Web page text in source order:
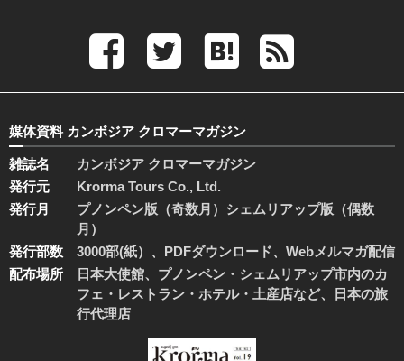
媒体資料 カンボジア クロマーマガジン
雑誌名
カンボジア クロマーマガジン
発行元
Krorma Tours Co., Ltd.
発行月
プノンペン版（奇数月）シェムリアップ版（偶数
月）
発行部数
3000部(紙）、PDFダウンロード、Webメルマガ配信
配布場所
日本大使館、プノンペン・シェムリアップ市内のカ
フェ・レストラン・ホテル・土産店など、日本の旅
行代理店